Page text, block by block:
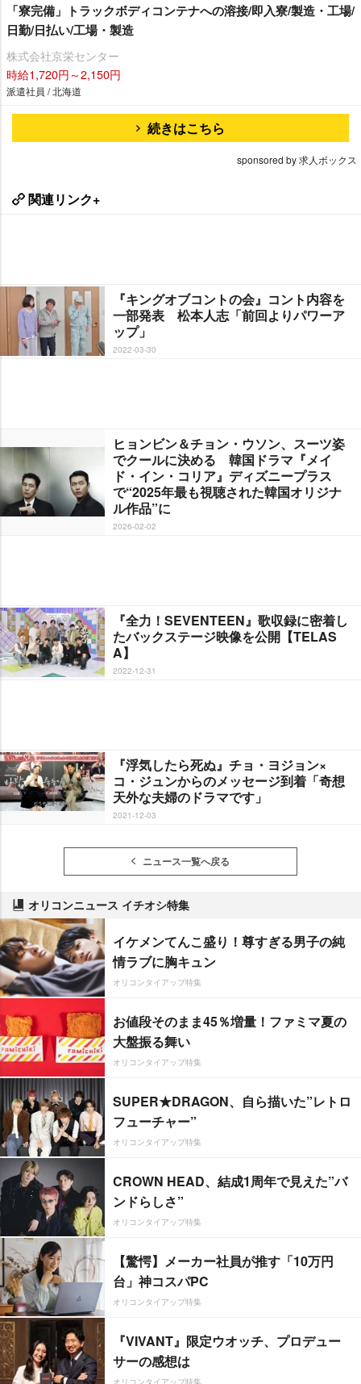
「寮完備」トラックボディコンテナへの溶接/即入寮/製造・工場/
日勤/日払い/工場・製造
株式会社京栄センター
時給1,720円～2,150円
派遣社員 / 北海道
続きはこちら
sponsored by 求人ボックス
関連リンク+
『キングオブコントの会』コント内容を
一部発表 松本人志「前回よりパワーア
ップ」
2022-03-30
ヒョンビン＆チョン・ウソン、スーツ姿
でクールに決める 韓国ドラマ『メイ
ド・イン・コリア』ディズニープラス
で“2025年最も視聴された韓国オリジナ
ル作品”に
2026-02-02
『全力！SEVENTEEN』歌収録に密着し
たバックステージ映像を公開【TELAS
A】
2022-12-31
『浮気したら死ぬ』チョ・ヨジョン×
コ・ジュンからのメッセージ到着「奇想
天外な夫婦のドラマです」
2021-12-03
ニュース一覧へ戻る
オリコンニュース イチオシ特集
イケメンてんこ盛り！尊すぎる男子の純
情ラブに胸キュン
オリコンタイアップ特集
お値段そのまま45％増量！ファミマ夏の
大盤振る舞い
オリコンタイアップ特集
SUPER★DRAGON、自ら描いた”レトロ
フューチャー”
オリコンタイアップ特集
CROWN HEAD、結成1周年で見えた”バ
ンドらしさ”
オリコンタイアップ特集
【驚愕】メーカー社員が推す「10万円
台」神コスパPC
オリコンタイアップ特集
『VIVANT』限定ウオッチ、プロデュー
サーの感想は
オリコンタイアップ特集